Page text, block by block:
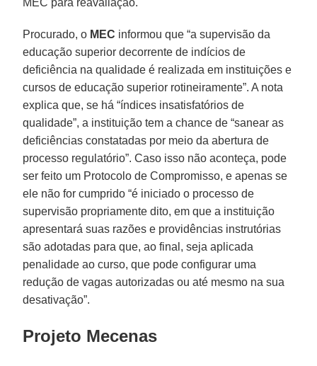
MEC para reavaliação.
Procurado, o MEC informou que “a supervisão da
educação superior decorrente de indícios de
deficiência na qualidade é realizada em instituições e
cursos de educação superior rotineiramente”. A nota
explica que, se há “índices insatisfatórios de
qualidade”, a instituição tem a chance de “sanear as
deficiências constatadas por meio da abertura de
processo regulatório”. Caso isso não aconteça, pode
ser feito um Protocolo de Compromisso, e apenas se
ele não for cumprido “é iniciado o processo de
supervisão propriamente dito, em que a instituição
apresentará suas razões e providências instrutórias
são adotadas para que, ao final, seja aplicada
penalidade ao curso, que pode configurar uma
redução de vagas autorizadas ou até mesmo na sua
desativação”.
Projeto Mecenas